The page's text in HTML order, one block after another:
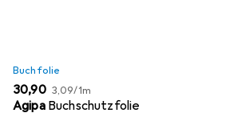
Buchfolie
EUR
30,90 EUR
3,09/1m
Agipa Buchschutzfolie